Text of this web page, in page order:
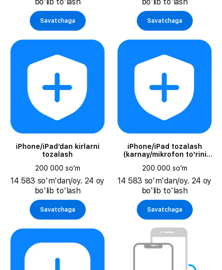
Savatchaga Savatchaga
iPhone/iPad’dan kirlarni
tozalash
200 000 so'm
14 583 so'm'dan/oy. 24 oy
bo'lib to'lash
Savatchaga
iPhone/iPad tozalash
(karnay/mikrofon to'rini
ochmasdan zaryadlash
portini tozalash)
200 000 so'm
14 583 so'm'dan/oy. 24 oy
bo'lib to'lash
Savatchaga